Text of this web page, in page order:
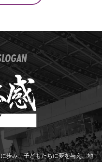
歩み、子どもたちに夢を与え、地